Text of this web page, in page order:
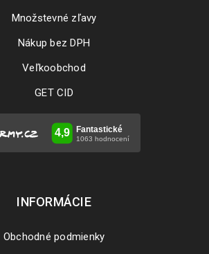
Množstevné zľavy
Nákup bez DPH
Veľkoobchod
GET CID
INFORMÁCIE
Obchodné podmienky